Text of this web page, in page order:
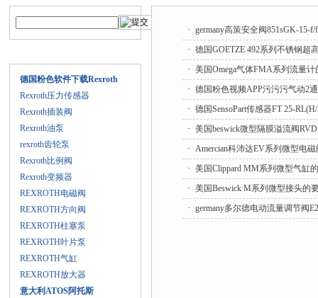
德国粉色软件下载Rexroth
Rexroth压力传感器
Rexroth插装阀
Rexroth油泵
rexroth齿轮泵
Rexroth比例阀
Rexroth变频器
REXROTH电磁阀
REXROTH方向阀
REXROTH柱塞泵
REXROTH叶片泵
REXROTH气缸
REXROTH放大器
意大利ATOS阿托斯
·
germany高策安全阀851sGK-15-
·
德国GOETZE 492系列不锈钢超
·
美国Omega气体FMA系列流量
·
德国粉色视频APP污污污气动2
·
德国SensoPart传感器FT 25-
·
美国beswick微型隔膜溢流阀
·
Amercian科沛达EV系列微型电
·
美国Clippard MM系列微型气缸
·
美国Beswick M系列微型接头的
·
germany多尔德电动流量调节阀